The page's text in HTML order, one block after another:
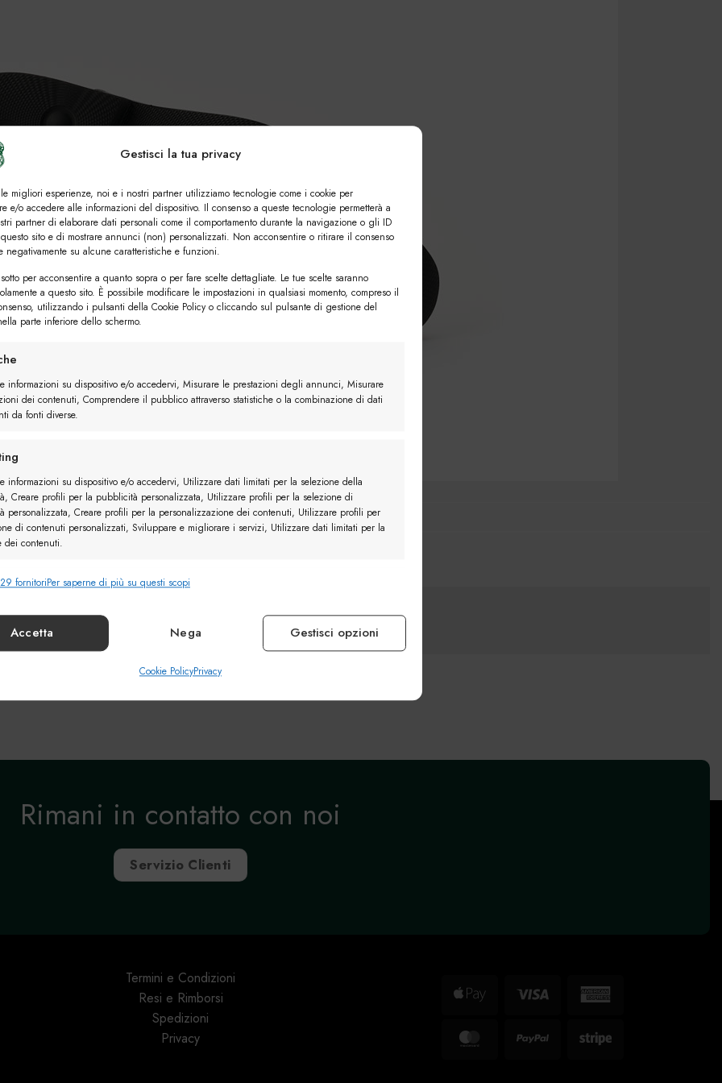
Gestisci la tua privacy
migliori esperienze, noi e i nostri partner utilizziamo tecnologie come i cookie per
e/o accedere alle informazioni del dispositivo. Il consenso a queste tecnologie permetterà a
partner di elaborare dati personali come il comportamento durante la navigazione o gli ID
sito e di mostrare annunci (non) personalizzati. Non acconsentire o ritirare il consenso
negativamente su alcune caratteristiche e funzioni.
per acconsentire a quanto sopra o per fare scelte dettagliate. Le tue scelte saranno
a questo sito. È possibile modificare le impostazioni in qualsiasi momento, compreso il
utilizzando i pulsanti della Cookie Policy o cliccando sul pulsante di gestione del
parte inferiore dello schermo.
informazioni su dispositivo e/o accedervi, Misurare le prestazioni degli annunci, Misurare
dei contenuti, Comprendere il pubblico attraverso statistiche o la combinazione di dati
da fonti diverse.
informazioni su dispositivo e/o accedervi, Utilizzare dati limitati per la selezione della
Creare profili per la pubblicità personalizzata, Utilizzare profili per la selezione di
personalizzata, Creare profili per la personalizzazione dei contenuti, Utilizzare profili per
di contenuti personalizzati, Sviluppare e migliorare i servizi, Utilizzare dati limitati per la
dei contenuti.
Identificare i dispositivi in base alle informazioni trasmesse automaticamente.
la sicurezza, prevenire e rilevare frodi, correggere
fornitoriPer saperne di più su questi scopi
Accetta Nega Gestisci opzioni
Cookie PolicyPrivacy
Rimani in contatto con noi
Servizio Clienti
Termini e Condizioni
Resi e Rimborsi
Spedizioni
Privacy
Apple
Visa
American
MasterCard
Stripe